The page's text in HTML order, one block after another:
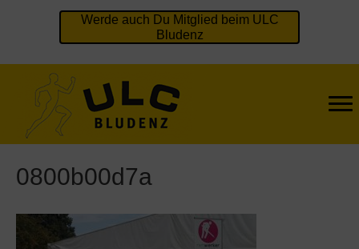
Werde auch Du Mitglied beim ULC
Bludenz
0800b00d7a